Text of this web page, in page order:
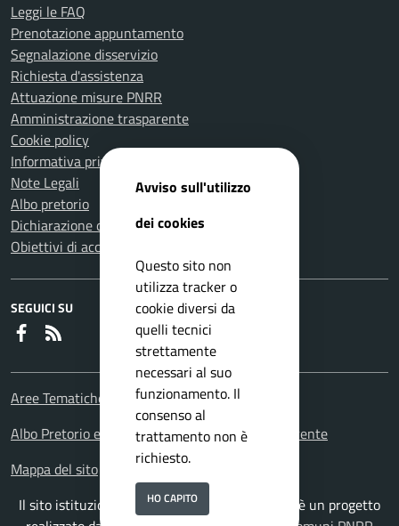
Leggi le FAQ
Prenotazione appuntamento
Segnalazione disservizio
Richiesta d'assistenza
Attuazione misure PNRR
Amministrazione trasparente
Cookie policy
Informativa privacy
Note Legali
Albo pretorio
Dichiarazione di accessibilità
Obiettivi di accessibilità
SEGUICI SU
Faceboook
Aree Tematiche
Albo Pretorio e Portale amministrazione trasparente
Mappa del sito
Il sito istituzionale del Comune di Carmagnola è un progetto
Avviso sull'utilizzo
dei cookies
Questo sito non
utilizza tracker o
cookie diversi da
quelli tecnici
strettamente
necessari al suo
funzionamento. Il
consenso al
trattamento non è
richiesto.
HO CAPITO